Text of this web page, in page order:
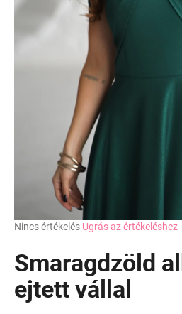
A
átlagos
értékelése
ből
Nincs értékelés Ugrás az értékeléshez
Smaragdzöld
ejtett vállal